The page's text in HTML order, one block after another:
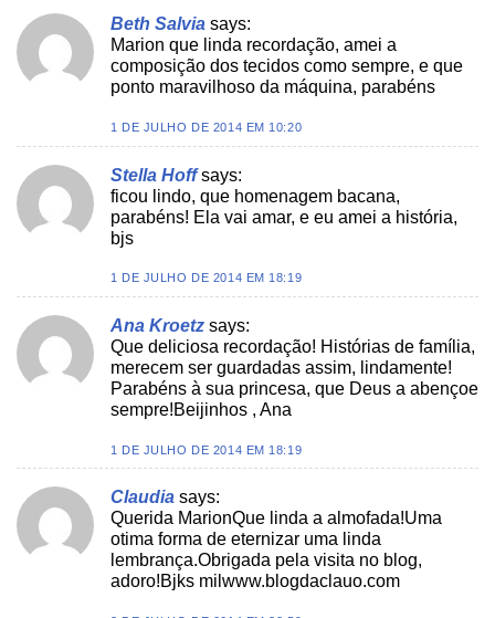
Beth Salvia says:
Marion que linda recordação, amei a
composição dos tecidos como sempre, e que
ponto maravilhoso da máquina, parabéns
1 DE JULHO DE 2014 EM 10:20
Stella Hoff says:
ficou lindo, que homenagem bacana,
parabéns! Ela vai amar, e eu amei a história,
bjs
1 DE JULHO DE 2014 EM 18:19
Ana Kroetz says:
Que deliciosa recordação! Histórias de família,
merecem ser guardadas assim, lindamente!
Parabéns à sua princesa, que Deus a abençoe
sempre!Beijinhos , Ana
1 DE JULHO DE 2014 EM 18:19
Claudia says:
Querida MarionQue linda a almofada!Uma
otima forma de eternizar uma linda
lembrança.Obrigada pela visita no blog,
adoro!Bjks milwww.blogdaclauo.com